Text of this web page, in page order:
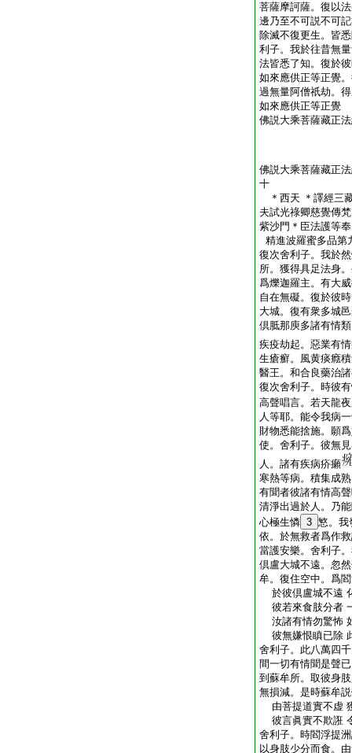
菩薩摩訶薩。復以
邊乃至不可説不可
除滅不復更生。皆
利子。我於往昔無
法皆悉了知。復於
如來應供正等正覺
過無量阿僧祇劫。
如來應供正等正覺
佛説大乘菩薩藏正
佛説大乘菩薩藏正
十
＊西天 ＊譯經三
夫試光祿卿慈覺傳
紫沙門＊臣法護
精進波羅蜜多品第
復次舍利子。我於
所。獲得具足法身
爲爍迦羅主。有大
自在無礙。復於彼
大城。復有衆多城
倶胝那庾多諸有情
疾疫劫起。惡業有
生瘡癬。風黄痰癊
醫王。和合良藥治
復次舍利子。時彼
高聲唱言。若天龍
人等耶。能令我病
財物悉能捨施。願
使。舍利子。彼無
人。諸有疾病疥癩
寒熱等病。積集成
有聞者彼諸有情高
清淨出過於人。乃
心極生憐 3 慜。我
依。於無救者爲作
當護安樂。舍利子
倶盧大城不遠。忽
牟。復住空中。爲
於彼倶盧城不遠
彼若來食肢分者
汝諸有情勿驚怖
彼無嫌恨瞋已除
舍利子。此八萬四
間一切有情聞是聲
到蘇牟所。取彼身
無損減。是時蘇牟
由菩提道實不虚
彼言眞實不欺誑
舍利子。時閻浮提
以身肢少分而食。